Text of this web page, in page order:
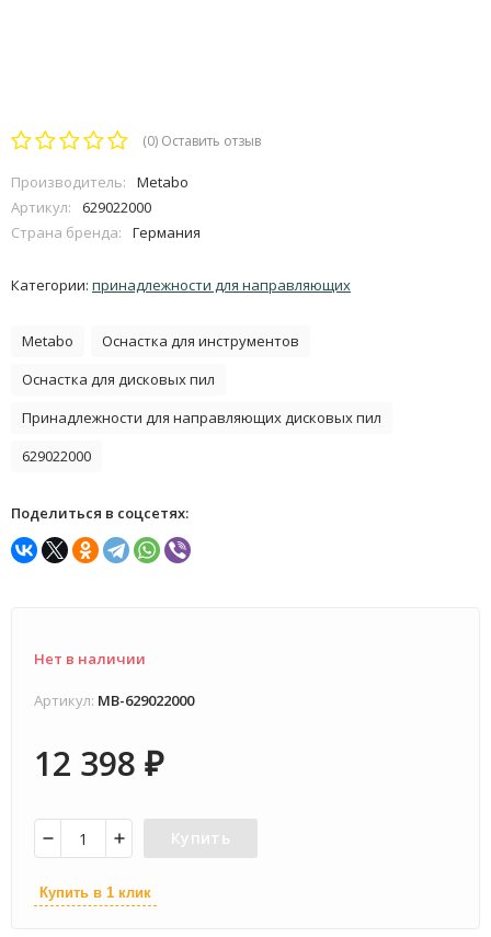
(0) Оставить отзыв
Производитель:
Metabo
Артикул:
629022000
Страна бренда:
Германия
Категории: принадлежности для направляющих
Metabo
Оснастка для инструментов
Оснастка для дисковых пил
Принадлежности для направляющих дисковых пил
629022000
Поделиться в соцсетях:
Нет в наличии
Артикул: MB-629022000
12 398 ₽
Купить
Купить в 1 клик